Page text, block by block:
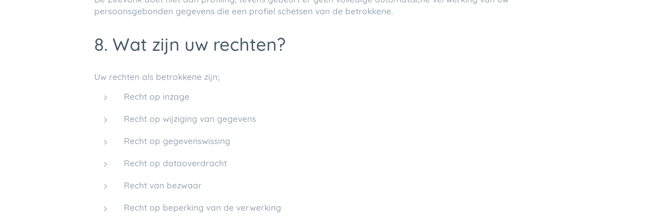
persoonsgebonden gegevens die een profiel schetsen van de betrokkene.​
8. Wat zijn uw rechten?
Uw rechten als betrokkene zijn;
Recht op inzage
Recht op wijziging van gegevens
Recht op gegevenswissing
Recht op dataoverdracht
Recht van bezwaar
Recht op beperking van de verwerking